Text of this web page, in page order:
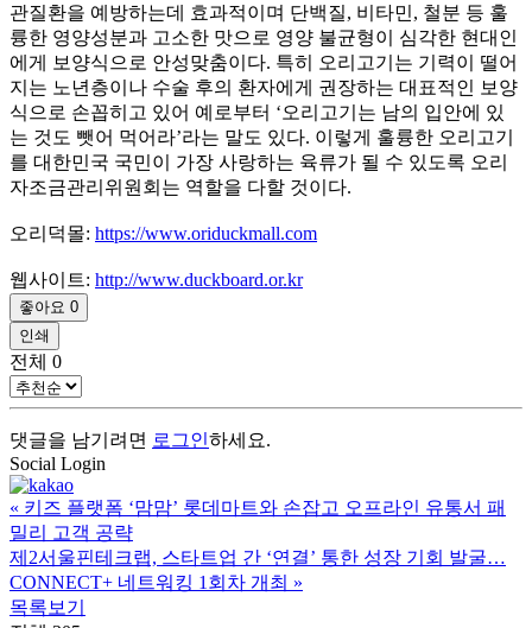
관질환을 예방하는데 효과적이며 단백질, 비타민, 철분 등 훌
륭한 영양성분과 고소한 맛으로 영양 불균형이 심각한 현대인
에게 보양식으로 안성맞춤이다. 특히 오리고기는 기력이 떨어
지는 노년층이나 수술 후의 환자에게 권장하는 대표적인 보양
식으로 손꼽히고 있어 예로부터 ‘오리고기는 남의 입안에 있
는 것도 뺏어 먹어라’라는 말도 있다. 이렇게 훌륭한 오리고기
를 대한민국 국민이 가장 사랑하는 육류가 될 수 있도록 오리
자조금관리위원회는 역할을 다할 것이다.
오리덕몰: https://www.oriduckmall.com
웹사이트: http://www.duckboard.or.kr
좋아요 0
인쇄
전체 0
댓글을 남기려면 로그인하세요.
Social Login
« 키즈 플랫폼 ‘맘맘’ 롯데마트와 손잡고 오프라인 유통서 패
밀리 고객 공략
제2서울핀테크랩, 스타트업 간 ‘연결’ 통한 성장 기회 발굴…
CONNECT+ 네트워킹 1회차 개최 »
목록보기